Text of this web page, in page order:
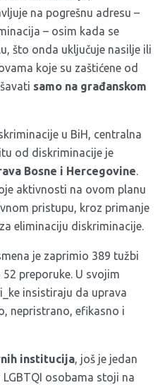
na pogrešnu adresu –
– osim kada se
što onda uključuje nasilje ili
koje su zaštićene od
samo na građanskom
u BiH, centralna
od diskriminacije je
Bosne i Hercegovine.
aktivnosti na ovom planu
pristupu, kroz primanje
eliminaciju diskriminacije.
je zaprimio 389 tužbi
preporuke. U svojim
insistiraju da uprava
nepristrano, efikasno i
institucija, još je jedan
osobama stoji na